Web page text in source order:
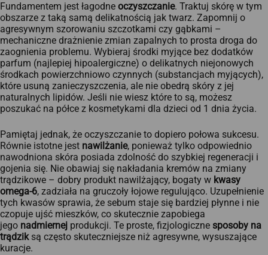
Fundamentem jest łagodne oczyszczanie. Traktuj skórę w tym
obszarze z taką samą delikatnością jak twarz. Zapomnij o
agresywnym szorowaniu szczotkami czy gąbkami –
mechaniczne drażnienie zmian zapalnych to prosta droga do
zaognienia problemu. Wybieraj środki myjące bez dodatków
parfum (najlepiej hipoalergiczne) o delikatnych niejonowych
środkach powierzchniowo czynnych (substancjach myjących),
które usuną zanieczyszczenia, ale nie obedrą skóry z jej
naturalnych lipidów. Jeśli nie wiesz które to są, możesz
poszukać na półce z kosmetykami dla dzieci od 1 dnia życia.
Pamiętaj jednak, że oczyszczanie to dopiero połowa sukcesu.
Równie istotne jest nawilżanie, ponieważ tylko odpowiednio
nawodniona skóra posiada zdolność do szybkiej regeneracji i
gojenia się. Nie obawiaj się nakładania kremów na zmiany
trądzikowe – dobry produkt nawilżający, bogaty w kwasy
omega-6, zadziała na gruczoły łojowe regulująco. Uzupełnienie
tych kwasów sprawia, że sebum staje się bardziej płynne i nie
czopuje ujść mieszków, co skutecznie zapobiega
jego nadmiernej produkcji. Te proste, fizjologiczne sposoby na
trądziksą często skuteczniejsze niż agresywne, wysuszające
kuracje.